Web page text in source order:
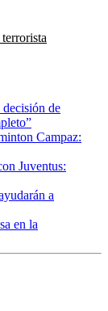
de
Campaz:
Juventus:
a
en la